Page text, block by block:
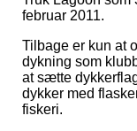
februar 2011.
Tilbage er kun at
dykning som
at sætte
dykker med
fiskeri.